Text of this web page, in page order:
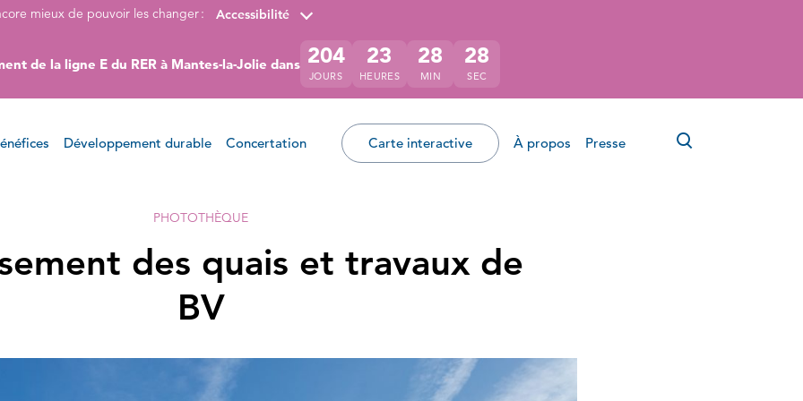
mieux de pouvoir les changer : Accessibilité
de la ligne E du RER à Mantes-la-Jolie dans 204
JOURS
23
HEURES
28
MIN
27
SEC
Développement durable Concertation Carte interactive À propos Presse
PHOTOTHÈQUE
des quais et travaux de
BV